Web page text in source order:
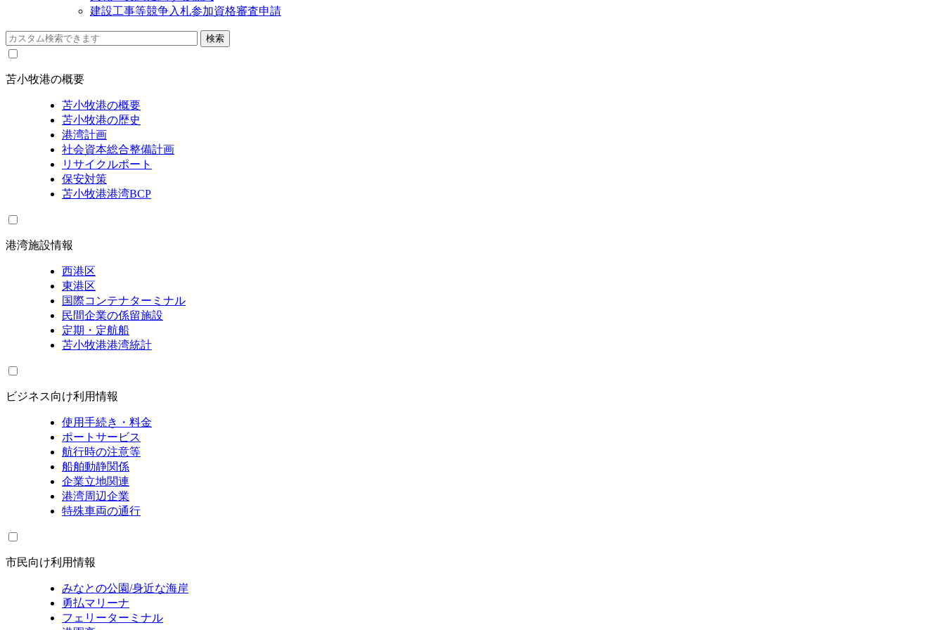
建設工事等競争入札参加資格審査申請
苫小牧港の概要
苫小牧港の概要
苫小牧港の歴史
港湾計画
社会資本総合整備計画
リサイクルポート
保安対策
苫小牧港港湾BCP
港湾施設情報
西港区
東港区
国際コンテナターミナル
民間企業の係留施設
定期・定航船
苫小牧港港湾統計
ビジネス向け利用情報
使用手続き・料金
ポートサービス
航行時の注意等
船舶動静関係
企業立地関連
港湾周辺企業
特殊車両の通行
市民向け利用情報
みなとの公園/身近な海岸
勇払マリーナ
フェリーターミナル